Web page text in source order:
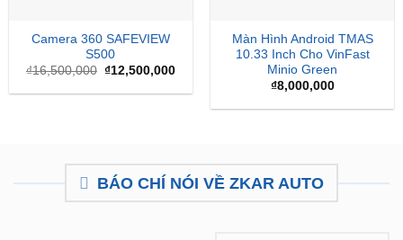
Camera 360 SAFEVIEW
S500
₫16,500,000 Giá
là:
₫12,500,000Giá
tại
Màn Hình Android TMAS
10.33 Inch Cho VinFast
Minio Green
₫8,000,000
BÁO CHÍ NÓI VỀ ZKAR AUTO